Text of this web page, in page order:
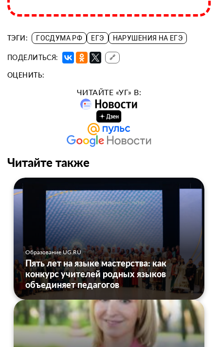
ТЭГИ: ГОСДУМА РФ ЕГЭ НАРУШЕНИЯ НА ЕГЭ
ПОДЕЛИТЬСЯ: 🔗
ОЦЕНИТЬ:
ЧИТАЙТЕ «УГ» В:
Читайте также
Образование UG.RU
Пять лет на языке мастерства: как
конкурс учителей родных языков
объединяет педагогов